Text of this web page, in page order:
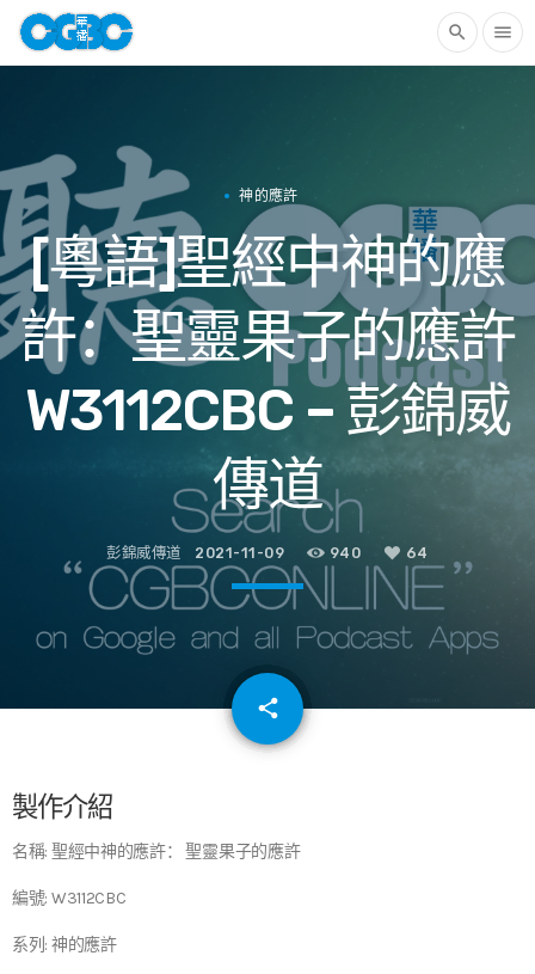
search menu
神的應許
[粵語]聖經中神的應
許：聖靈果子的應許
W3112CBC – 彭錦威
傳道
彭錦威傳道 2021-11-09 940 64
share
email
製作介紹
名稱: 聖經中神的應許： 聖靈果子的應許
編號: W3112CBC
系列: 神的應許